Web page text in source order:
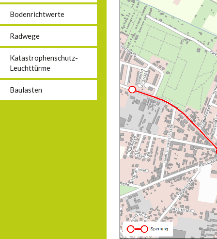
Bodenrichtwerte
Radwege
Katastrophenschutz-
Leuchttürme
Baulasten